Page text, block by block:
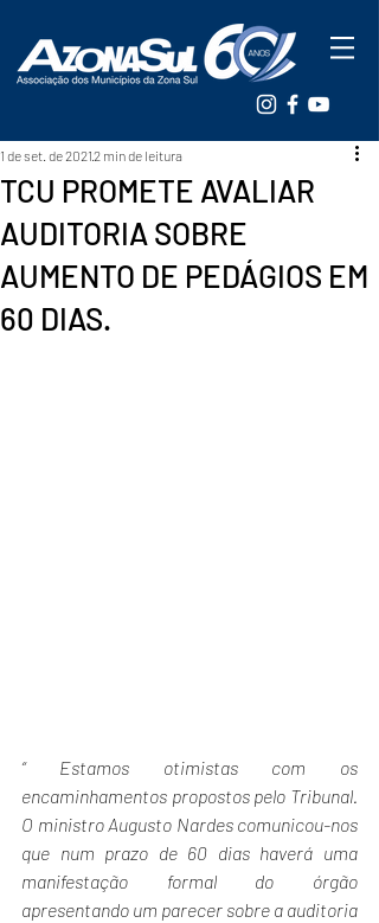
TCU PROMETE AVALIAR
AUDITORIA SOBRE
AUMENTO DE PEDÁGIOS EM
60 DIAS.
1 de set. de 20212 min de leitura
“ Estamos otimistas com os
encaminhamentos propostos pelo Tribunal.
O ministro Augusto Nardes comunicou-nos
que num prazo de 60 dias haverá uma
manifestação formal do órgão
apresentando um parecer sobre a auditoria